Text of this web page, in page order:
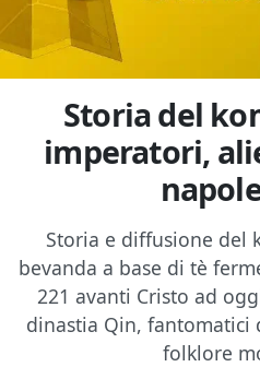
Storia del
imperatori,
Storia e diffusione del
bevanda a base di tè
221 avanti Cristo ad
dinastia Qin, fantomatici
folklore